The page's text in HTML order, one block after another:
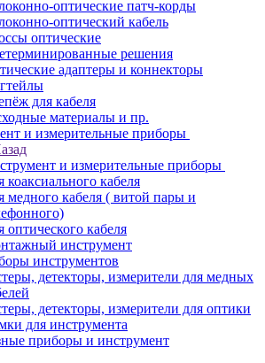
оптические патч-корды
оптический кабель
оптические
решения
адаптеры и коннекторы
для кабеля
материалы и пр.
и измерительные приборы
и измерительные приборы
коаксиального кабеля
медного кабеля ( витой пары и
оптического кабеля
инструмент
инструментов
детекторы, измерители для медных
детекторы, измерители для оптики
для инструмента
приборы и инструмент